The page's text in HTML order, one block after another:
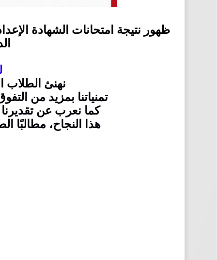
ظهور نتيجة امتحانات الشهادة
نهنئ الطلاب
تمنياتنا بمزيد من
كما نعرب عن
هذا النجاح، مطالبًا